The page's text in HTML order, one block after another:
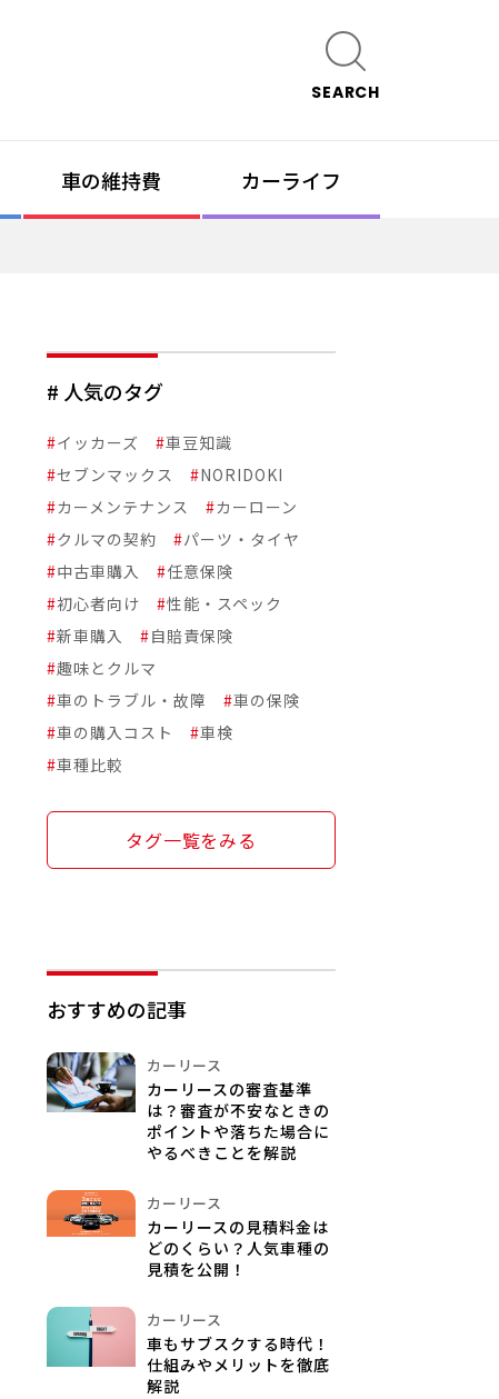
SEARCH
車の維持費 カーライフ
# 人気のタグ
#イッカーズ #車豆知識
#セブンマックス #NORIDOKI
#カーメンテナンス #カーローン
#クルマの契約 #パーツ・タイヤ
#中古車購入 #任意保険
#初心者向け #性能・スペック
#新車購入 #自賠責保険
#趣味とクルマ
#車のトラブル・故障 #車の保険
#車の購入コスト #車検
#車種比較
タグ一覧をみる
おすすめの記事
カーリース
カーリースの審査基準
は？審査が不安なときの
ポイントや落ちた場合に
やるべきことを解説
カーリース
カーリースの見積料金は
どのくらい？人気車種の
見積を公開！
カーリース
車もサブスクする時代！
仕組みやメリットを徹底
解説